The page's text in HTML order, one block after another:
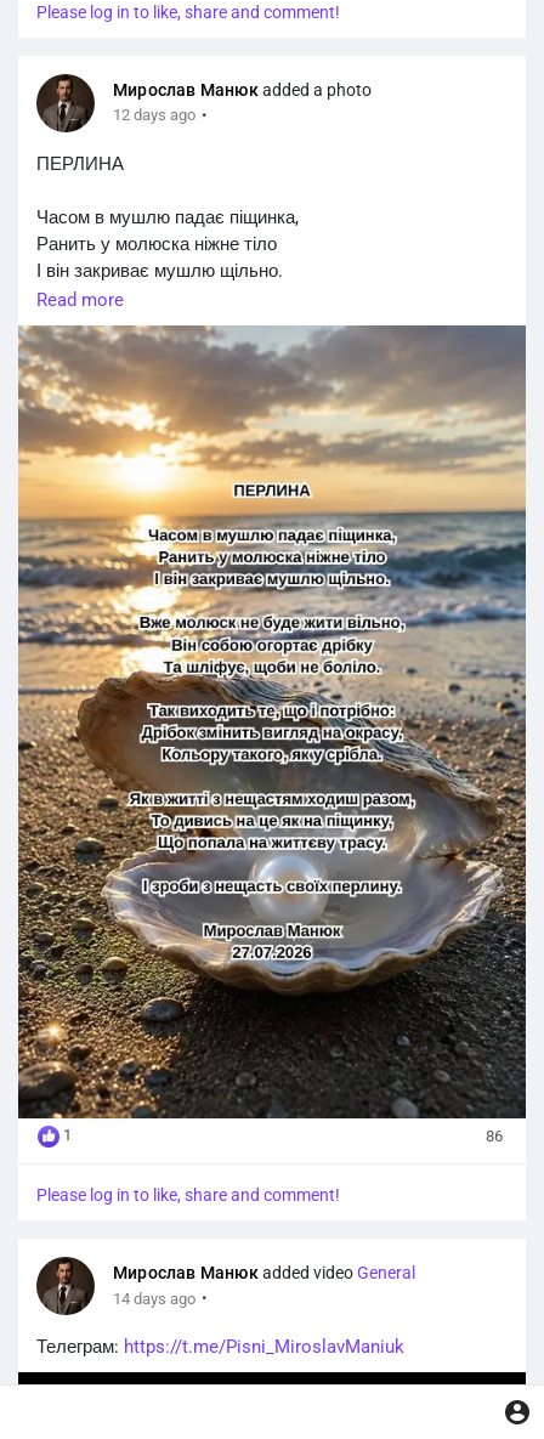
Словесне багатство, воно монолітне,
Зникає навколо недобра еліта.
Духовне служіння стає незабутнім,
Знання залишаються світлом відчутним.
Франко підіймає потужні ескадри,
Епоха міняє застиглі закони,
Знамення руйнує зірок міріади.
Засвідчена спадщина більше не стогне.
Мирослав Манюк
28.07.2026
Please log in to like, share and comment!
Мирослав Манюкadded a photo
12 days ago ·
ПЕРЛИНА
Часом в мушлю падає піщинка,
Ранить у молюска ніжне тіло
І він закриває мушлю щільно.
Вже молюск не буде жити вільно,
Він собою огортає дрібку
Та шліфує, щоби не боліло.
Так виходить те, що і потрібно:
Дрібок змінить вигляд на окрасу,
Кольору такого, як у срібла.
Як в житті з нещастям ходиш разом,
То дивись на це як на піщинку,
Що попала на життєву трасу.
І зроби з нещасть своїх перлину.
Мирослав Манюк
27.07.2026
Read more
1 86
Please log in to like, share and comment!
Мирослав Манюкadded videoGeneral
14 days ago ·
Телеграм: https://t.me/Pisni_MiroslavManiuk